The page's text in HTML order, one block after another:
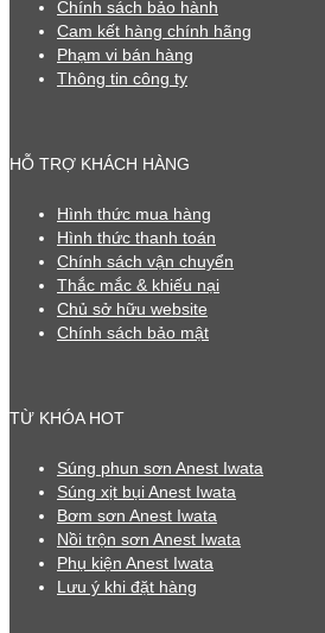
Chính sách bảo hành
Cam kết hàng chính hãng
Phạm vi bán hàng
Thông tin công ty
HỖ TRỢ KHÁCH HÀNG
Hình thức mua hàng
Hình thức thanh toán
Chính sách vận chuyển
Thắc mắc & khiếu nại
Chủ sở hữu website
Chính sách bảo mật
TỪ KHÓA HOT
Súng phun sơn Anest Iwata
Súng xịt bụi Anest Iwata
Bơm sơn Anest Iwata
Nồi trộn sơn Anest Iwata
Phụ kiện Anest Iwata
Lưu ý khi đặt hàng